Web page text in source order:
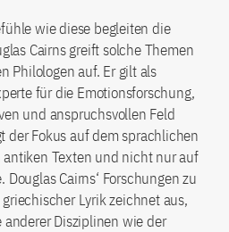
wie diese begleiten die
Cairns greift solche Themen
Philologen auf. Er gilt als
für die Emotionsforschung,
und anspruchsvollen Feld
der Fokus auf dem sprachlichen
Texten und nicht nur auf
Cairns‘ Forschungen zu
Lyrik zeichnet aus,
Disziplinen wie der